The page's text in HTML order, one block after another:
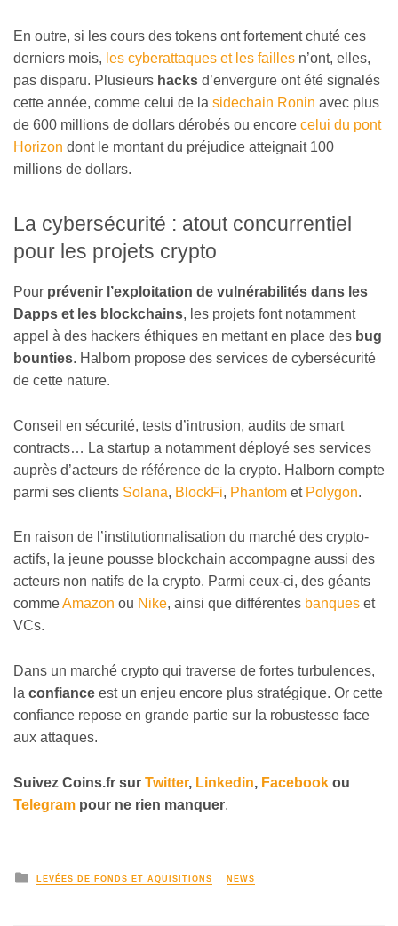
En outre, si les cours des tokens ont fortement chuté ces
derniers mois, les cyberattaques et les failles n’ont, elles,
pas disparu. Plusieurs hacks d’envergure ont été signalés
cette année, comme celui de la sidechain Ronin avec plus
de 600 millions de dollars dérobés ou encore celui du pont
Horizon dont le montant du préjudice atteignait 100
millions de dollars.
La cybersécurité : atout concurrentiel
pour les projets crypto
Pour prévenir l’exploitation de vulnérabilités dans les
Dapps et les blockchains, les projets font notamment
appel à des hackers éthiques en mettant en place des bug
bounties. Halborn propose des services de cybersécurité
de cette nature.
Conseil en sécurité, tests d’intrusion, audits de smart
contracts… La startup a notamment déployé ses services
auprès d’acteurs de référence de la crypto. Halborn compte
parmi ses clients Solana, BlockFi, Phantom et Polygon.
En raison de l’institutionnalisation du marché des crypto-
actifs, la jeune pousse blockchain accompagne aussi des
acteurs non natifs de la crypto. Parmi ceux-ci, des géants
commeAmazon ou Nike, ainsi que différentes banques et
VCs.
Dans un marché crypto qui traverse de fortes turbulences,
la confiance est un enjeu encore plus stratégique. Or cette
confiance repose en grande partie sur la robustesse face
aux attaques.
Suivez Coins.fr sur Twitter, Linkedin, Facebook ou
Telegram pour ne rien manquer.
LEVÉES DE FONDS ET AQUISITIONS NEWS